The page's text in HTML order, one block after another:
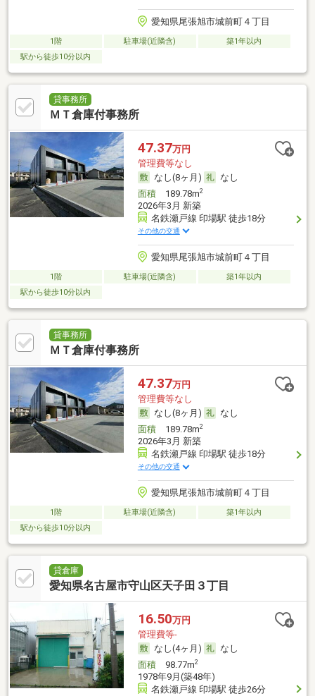
愛知県尾張旭市城前町４丁目
1階 駐車場(近隣含)
築1年以内
駅から徒歩10分以内
貸事務所
ＭＴ倉庫付事務所
47.37万円
管理費等なし
なし(8ヶ月)
なし
面積189.78m2
2026年3月 新築
名鉄瀬戸線 印場駅 徒歩18分
その他の交通
愛知県尾張旭市城前町４丁目
1階 駐車場(近隣含)
築1年以内
駅から徒歩10分以内
貸事務所
ＭＴ倉庫付事務所
47.37万円
管理費等なし
なし(8ヶ月)
なし
面積189.78m2
2026年3月 新築
名鉄瀬戸線 印場駅 徒歩18分
その他の交通
愛知県尾張旭市城前町４丁目
1階 駐車場(近隣含)
築1年以内
駅から徒歩10分以内
貸倉庫
愛知県名古屋市守山区天子田３丁目
16.50万円
管理費等-
なし(4ヶ月)
なし
面積98.77m2
1978年9月(築48年)
名鉄瀬戸線 印場駅 徒歩26分